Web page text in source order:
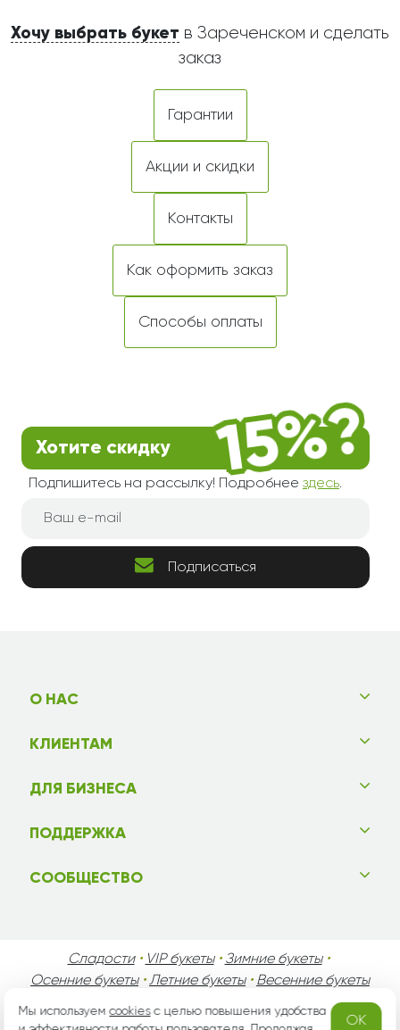
Хочу выбрать букет в Зареченском и сделать
заказ
Гарантии
Акции и скидки
Контакты
Как оформить заказ
Способы оплаты
Хотите скидку
Подпишитесь на рассылку! Подробнее здесь.
Подписаться
О НАС
КЛИЕНТАМ
ДЛЯ БИЗНЕСА
ПОДДЕРЖКА
СООБЩЕСТВО
Сладости• VIP букеты• Зимние букеты•
Осенние букеты•Летние букеты• Весенние букеты
•
День Мужчин•Праздники!
Мы используемcookiesс целью повышения удобства
OK